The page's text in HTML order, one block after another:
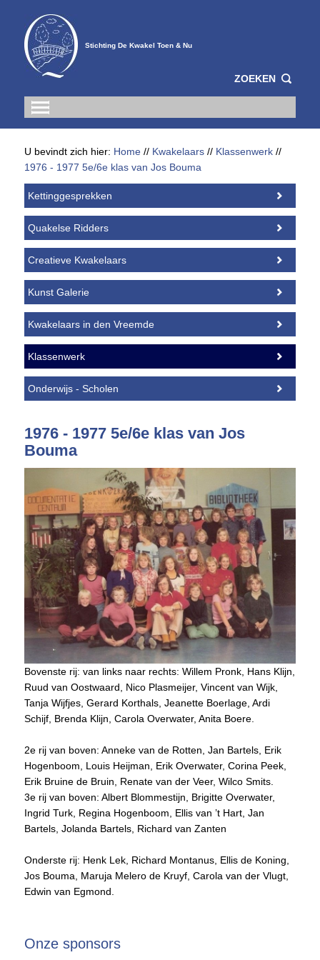
Stichting De Kwakel Toen & Nu
ZOEKEN
U bevindt zich hier: Home// Kwakelaars// Klassenwerk//
1976 - 1977 5e/6e klas van Jos Bouma
Kettinggesprekken
Quakelse Ridders
Creatieve Kwakelaars
Kunst Galerie
Kwakelaars in den Vreemde
Klassenwerk
Onderwijs - Scholen
1976 - 1977 5e/6e klas van Jos
Bouma
Bovenste rij: van links naar rechts: Willem Pronk, Hans Klijn,
Ruud van Oostwaard, Nico Plasmeijer, Vincent van Wijk,
Tanja Wijfjes, Gerard Korthals, Jeanette Boerlage, Ardi
Schijf, Brenda Klijn, Carola Overwater, Anita Boere.
2e rij van boven: Anneke van de Rotten, Jan Bartels, Erik
Hogenboom, Louis Heijman, Erik Overwater, Corina Peek,
Erik Bruine de Bruin, Renate van der Veer, Wilco Smits.
3e rij van boven: Albert Blommestijn, Brigitte Overwater,
Ingrid Turk, Regina Hogenboom, Ellis van ’t Hart, Jan
Bartels, Jolanda Bartels, Richard van Zanten
Onderste rij: Henk Lek, Richard Montanus, Ellis de Koning,
Jos Bouma, Maruja Melero de Kruyf, Carola van der Vlugt,
Edwin van Egmond.
Onze sponsors